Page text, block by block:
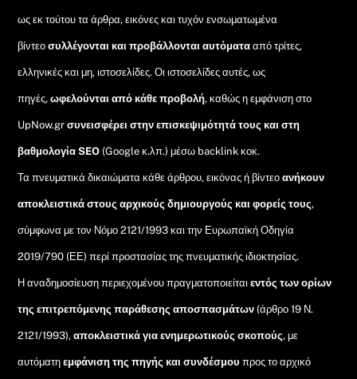
ως εκ τούτου τα άρθρα, εικόνες και τυχόν ενσωματωμένα
βίντεοσυλλέγονται και προβάλλονται αυτόματααπό τρίτες,
ελληνικές και μη, ιστοσελίδες. Οι ιστοσελίδες αυτές, ως
πηγές,ωφελούνται από κάθε προβολή, καθώς η εμφάνιση στο
UpNow.gr συνεισφέρει στην επισκεψιμότητά τους και στη
βαθμολογία SEO (Google κ.λπ.) μέσω backlink κοκ.
Τα πνευματικά δικαιώματα κάθε άρθρου, εικόνας ή βίντεοανήκουν
αποκλειστικά στους αρχικούς δημιουργούς και φορείς τους,
σύμφωνα με τον Νόμο 2121/1993 και την Ευρωπαϊκή Οδηγία
2019/790 (ΕΕ) περί προστασίας της πνευματικής ιδιοκτησίας.
Η αναδημοσίευση περιεχομένου πραγματοποιείταιεντός των ορίων
της επιτρεπόμενης παράθεσης αποσπασμάτων (άρθρο 19 Ν.
2121/1993), αποκλειστικά για ενημερωτικούς σκοπούς, με
αυτόματηεμφάνιση της πηγής και συνδέσμου προς το αρχικό